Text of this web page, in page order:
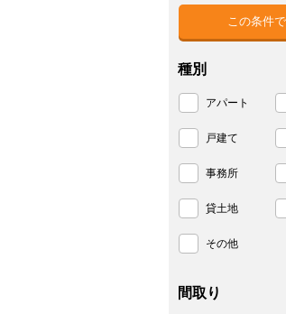
種別
アパート
戸建て
事務所
貸土地
その他
間取り